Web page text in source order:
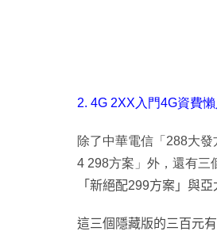
2. 4G 2XX入門4G資費
除了中華電信 「 288大發
4 298方案」外 ， 還有三
「新絕配299方案」與亞
這三個隱藏版的三百元